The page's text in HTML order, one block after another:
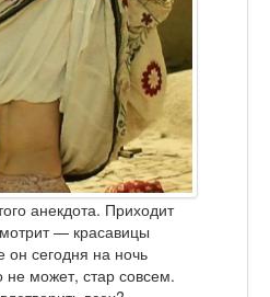
анекдота. Приходит
— красавицы
он сегодня на ночь
не может, стар совсем.